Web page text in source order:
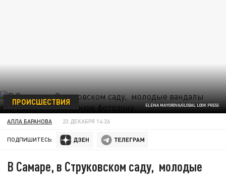
ELENA MAYOROVA/GLOBAL LOOK PRESS
ПРОИСШЕСТВИЯ
АЛЛА БАРАНОВА 23 ДЕКАБРЯ 14:26
ПОДПИШИТЕСЬ:
В Самаре, в Струковском саду, молодые